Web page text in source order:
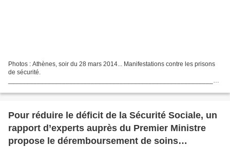
Photos : Athènes, soir du 28 mars 2014... Manifestations contre les prisons
de sécurité.
___________________________________________________________
de prisons de “conditions de détention...
Pour réduire le déficit de la Sécurité Sociale, un
rapport d’experts auprès du Premier Ministre
propose le déremboursement de soins